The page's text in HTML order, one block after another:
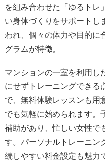
を組み合わせた「ゆるトレ
い身体づくりをサポートし
われ、個々の体力や目的に
グラムが特徴。
マンションの一室を利用し
にせずトレーニングできる
で、無料体験レッスンも用
でも気軽に始められます。
補助があり、忙しい女性で
す。パーソナルトレーニン
続しやすい料金設定も魅力